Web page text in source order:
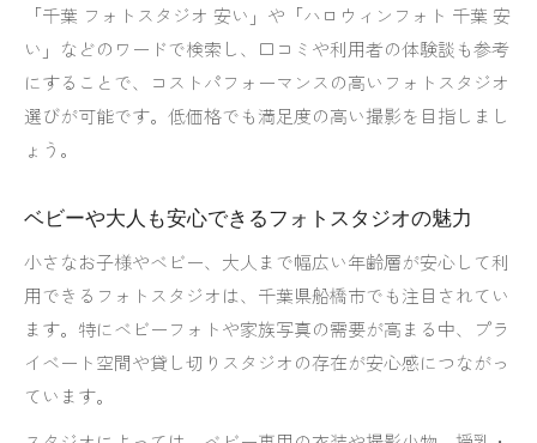
「千葉 フォトスタジオ 安い」や「ハロウィンフォト 千葉 安
い」などのワードで検索し、口コミや利用者の体験談も参考
にすることで、コストパフォーマンスの高いフォトスタジオ
選びが可能です。低価格でも満足度の高い撮影を目指しまし
ょう。
ベビーや大人も安心できるフォトスタジオの魅力
小さなお子様やベビー、大人まで幅広い年齢層が安心して利
用できるフォトスタジオは、千葉県船橋市でも注目されてい
ます。特にベビーフォトや家族写真の需要が高まる中、プラ
イベート空間や貸し切りスタジオの存在が安心感につながっ
ています。